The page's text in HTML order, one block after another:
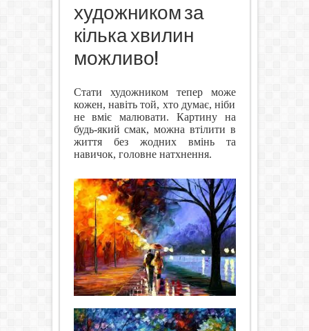
художником за
кілька хвилин
можливо!
Стати художником тепер може
кожен, навіть той, хто думає, ніби
не вміє малювати. Картину на
будь-який смак, можна втілити в
життя без жодних вмінь та
навичок, головне натхнення.